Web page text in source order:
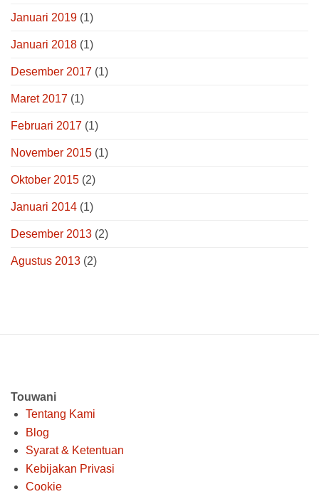
Januari 2019 (1)
Januari 2018 (1)
Desember 2017 (1)
Maret 2017 (1)
Februari 2017 (1)
November 2015 (1)
Oktober 2015 (2)
Januari 2014 (1)
Desember 2013 (2)
Agustus 2013 (2)
Touwani
Tentang Kami
Blog
Syarat & Ketentuan
Kebijakan Privasi
Cookie